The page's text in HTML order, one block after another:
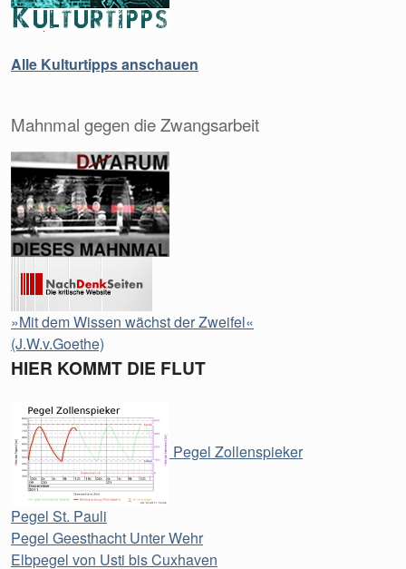
Alle Kulturtipps anschauen
Mahnmal gegen die Zwangsarbeit
»Mit dem Wissen wächst der Zweifel«
(J.W.v.Goethe)
HIER KOMMT DIE FLUT
Pegel Zollenspieker
Pegel St. Pauli
Pegel Geesthacht Unter Wehr
Elbpegel von Usti bis Cuxhaven